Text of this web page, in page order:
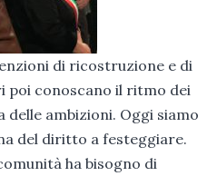
di ricostruzione e di
poi conoscano il ritmo dei
ambizioni. Oggi siamo
del diritto a festeggiare.
ha bisogno di